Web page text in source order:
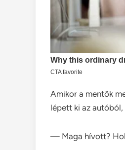
Amikor a mentők
lépett ki az
— Maga hívott?